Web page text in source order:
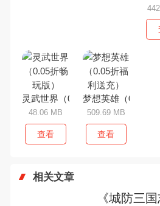
灵武世界（0.05折畅玩版）
48.06 MB
查看
梦想英雄（0.05折
509.69 MB
查看
相关文章
《城防三